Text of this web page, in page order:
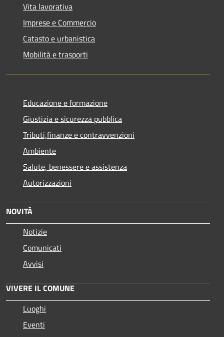
Vita lavorativa
Imprese e Commercio
Catasto e urbanistica
Mobilità e trasporti
Educazione e formazione
Giustizia e sicurezza pubblica
Tributi,finanze e contravvenzioni
Ambiente
Salute, benessere e assistenza
Autorizzazioni
NOVITÀ
Notizie
Comunicati
Avvisi
VIVERE IL COMUNE
Luoghi
Eventi